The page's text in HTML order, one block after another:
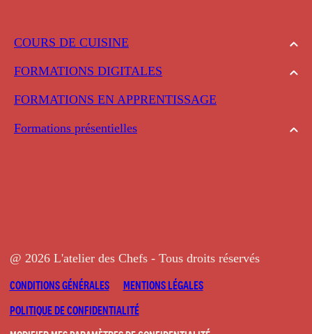
COURS DE CUISINE
FORMATIONS DIGITALES
FORMATIONS EN APPRENTISSAGE
Formations présentielles
@ 2026 L'atelier des Chefs - Tous droits réservés
CONDITIONS GÉNÉRALES
MENTIONS LÉGALES
POLITIQUE DE CONFIDENTIALITÉ